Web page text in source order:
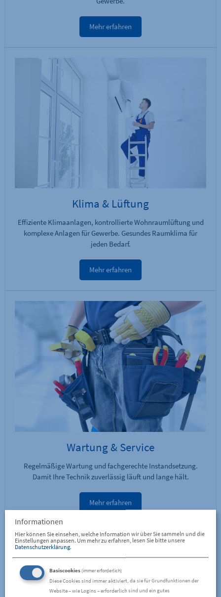
Mehr erfahren
Klima & Lüftung
Effiziente Klimaanlagen, kontrollierte Wohnraumlüftung und
komplexe Anlagen für Gewerbe. Gesundes Raumklima für
jeden Bedarf.
Mehr erfahren
Wartung & Service
Regelmäßige Wartung und fachgerechte Instandsetzung.
Damit Ihre Technik zuverlässig läuft und lange hält.
Mehr erfahren
Informationen
Hier können Sie einsehen, welche Information wir über Sie sammeln und die
Einstellungen anpassen. Um mehr zu erfahren, lesen Sie bitte unsere
Datenschutzerklärung.
Basiscookies(immer erforderlich)
Diese Cookies sind immer aktiviert, da sie für Grundfunktionen der
Website – wie Logins – erforderlich sind und ein gutes